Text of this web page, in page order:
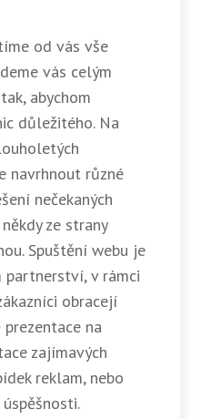
od vás vše
vás celým
abychom
důležitého. Na
navrhnout různé
nečekaných
ze strany
Spuštění webu je
partnerství, v rámci
obracejí
na
zajímavých
reklam, nebo